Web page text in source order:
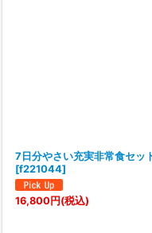
7日分やさい充実非常食セッ
[f221044]
16,800円(税込)